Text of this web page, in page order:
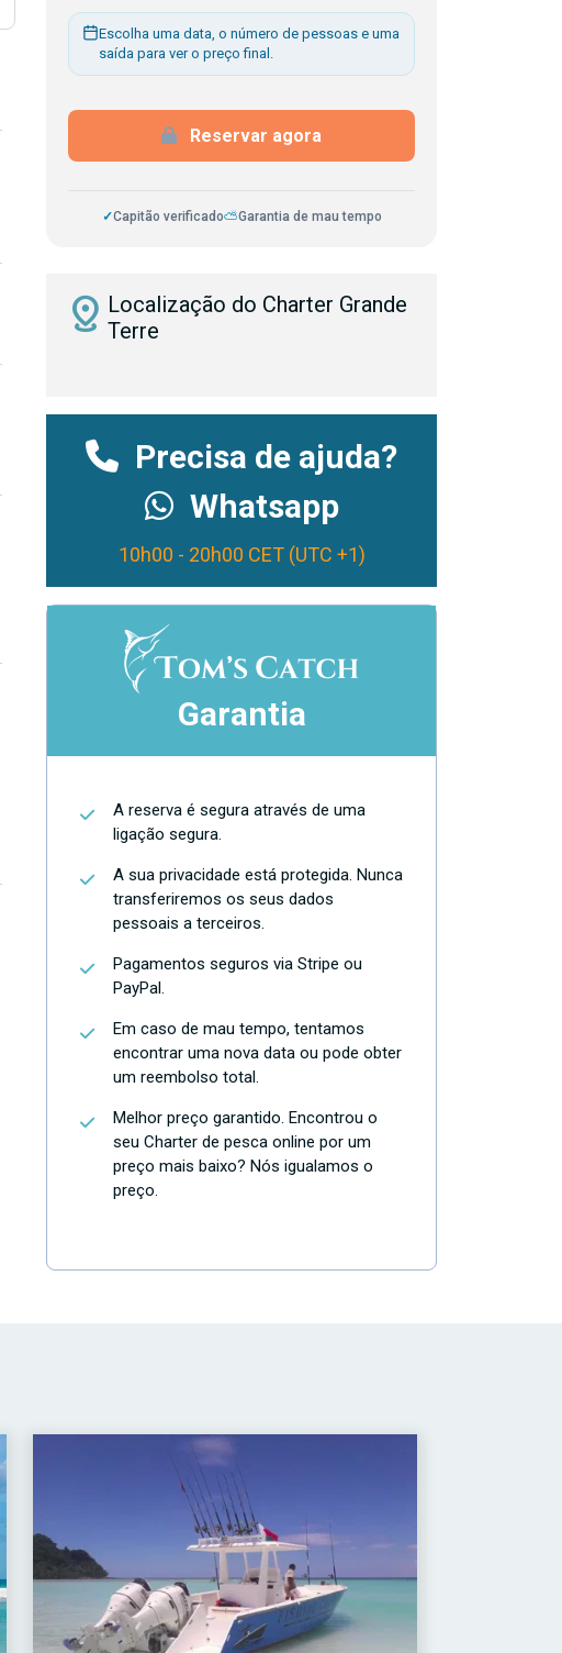
Escolha uma data, o número de pessoas e uma
saída para ver o preço final.
Reservar agora
✓Capitão verificado⛅Garantia de mau tempo
distance Localização do Charter Grande
Terre
Precisa de ajuda?
Whatsapp
10h00 - 20h00 CET (UTC +1)
Garantia
A reserva é segura através de uma
ligação segura.
A sua privacidade está protegida. Nunca
transferiremos os seus dados
pessoais a terceiros.
Pagamentos seguros via Stripe ou
PayPal.
Em caso de mau tempo, tentamos
encontrar uma nova data ou pode obter
um reembolso total.
Melhor preço garantido. Encontrou o
seu Charter de pesca online por um
preço mais baixo? Nós igualamos o
preço.